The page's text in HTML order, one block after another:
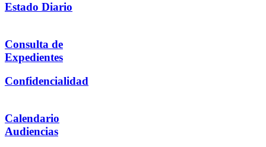
Estado Diario
Consulta de
Expedientes
Confidencialidad
Calendario
Audiencias